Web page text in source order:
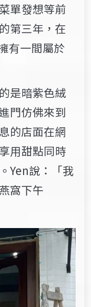
單發想等前
第三年，在
有一間屬於
是暗紫色絨
門仿佛來到
的店面在網
用甜點同時
Yen說：「我
窩下午